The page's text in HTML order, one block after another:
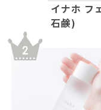
イナホ フ
石鹸)